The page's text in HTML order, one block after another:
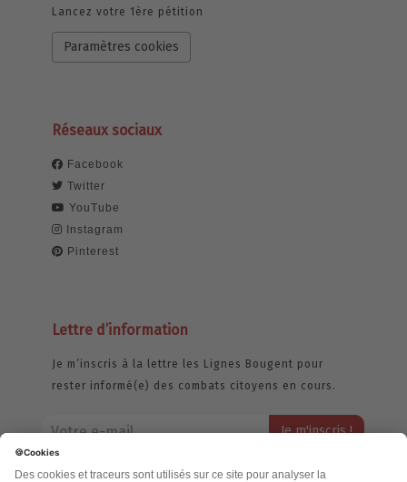
Lancez votre 1ère pétition
Paramètres cookies
Réseaux sociaux
Facebook
Twitter
YouTube
Instagram
Pinterest
Lettre d’information
Je m’inscris à la lettre les Lignes Bougent pour
rester informé(e) des combats citoyens en cours.
jamais échangée. Pour consulter notre politique de confidentialité,